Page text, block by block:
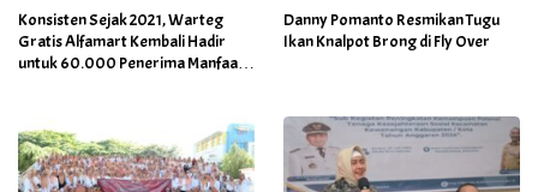
Konsisten Sejak 2021, Warteg
Gratis Alfamart Kembali Hadir
untuk 60.000 Penerima Manfaat
Danny Pomanto Resmikan Tugu
Ikan Knalpot Brong di Fly Over